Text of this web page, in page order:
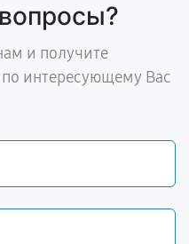
и получите
интересующему Вас